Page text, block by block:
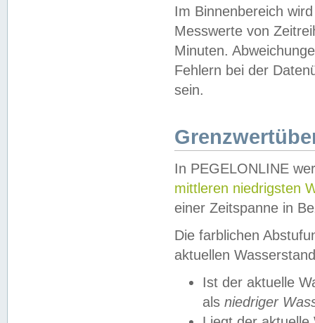
Im Binnenbereich
Messwerte von
Minuten.
Fehlern bei der
sein.
In PEGELONLINE
mittleren niedrigsten
einer Zeitspanne in
Die farblichen
aktuellen
Ist der aktuelle
als niedriger